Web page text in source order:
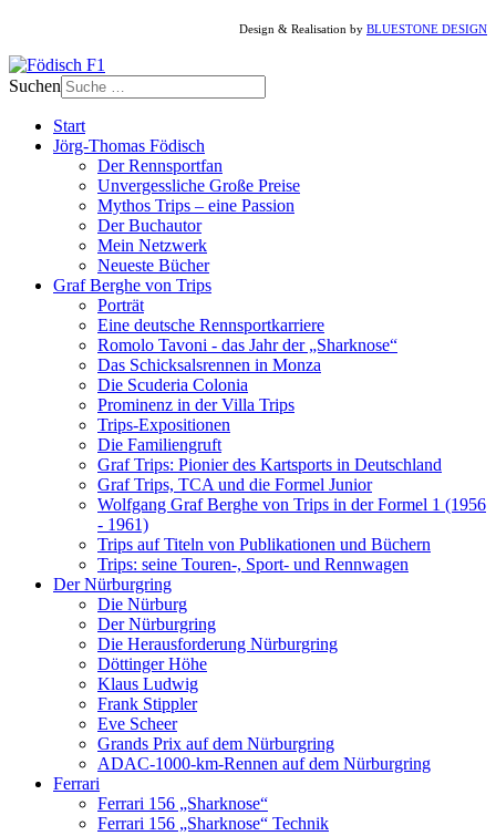
Design & Realisation by BLUESTONE DESIGN
Suchen
Start
Jörg-Thomas Födisch
Der Rennsportfan
Unvergessliche Große Preise
Mythos Trips – eine Passion
Der Buchautor
Mein Netzwerk
Neueste Bücher
Graf Berghe von Trips
Porträt
Eine deutsche Rennsportkarriere
Romolo Tavoni - das Jahr der „Sharknose“
Das Schicksalsrennen in Monza
Die Scuderia Colonia
Prominenz in der Villa Trips
Trips-Expositionen
Die Familiengruft
Graf Trips: Pionier des Kartsports in Deutschland
Graf Trips, TCA und die Formel Junior
Wolfgang Graf Berghe von Trips in der Formel 1 (1956
- 1961)
Trips auf Titeln von Publikationen und Büchern
Trips: seine Touren-, Sport- und Rennwagen
Der Nürburgring
Die Nürburg
Der Nürburgring
Die Herausforderung Nürburgring
Döttinger Höhe
Klaus Ludwig
Frank Stippler
Eve Scheer
Grands Prix auf dem Nürburgring
ADAC-1000-km-Rennen auf dem Nürburgring
Ferrari
Ferrari 156 „Sharknose“
Ferrari 156 „Sharknose“ Technik